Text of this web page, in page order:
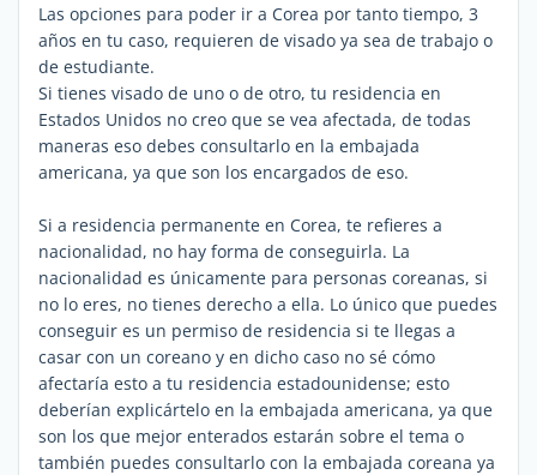
Las opciones para poder ir a Corea por tanto tiempo, 3
años en tu caso, requieren de visado ya sea de trabajo o
de estudiante.
Si tienes visado de uno o de otro, tu residencia en
Estados Unidos no creo que se vea afectada, de todas
maneras eso debes consultarlo en la embajada
americana, ya que son los encargados de eso.
Si a residencia permanente en Corea, te refieres a
nacionalidad, no hay forma de conseguirla. La
nacionalidad es únicamente para personas coreanas, si
no lo eres, no tienes derecho a ella. Lo único que puedes
conseguir es un permiso de residencia si te llegas a
casar con un coreano y en dicho caso no sé cómo
afectaría esto a tu residencia estadounidense; esto
deberían explicártelo en la embajada americana, ya que
son los que mejor enterados estarán sobre el tema o
también puedes consultarlo con la embajada coreana ya